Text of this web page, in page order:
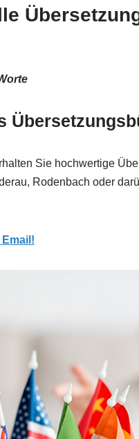
Sie hochwertige
Rodenbach oder